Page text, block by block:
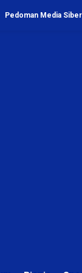
Pedoman Media Siber